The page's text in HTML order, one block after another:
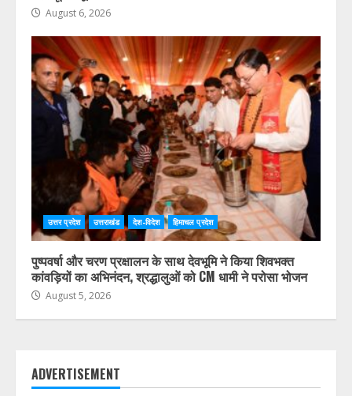
August 6, 2026
उत्तर प्रदेश उत्तराखंड देश-विदेश हिमाचल प्रदेश
पुष्पवर्षा और चरण प्रक्षालन के साथ देवभूमि ने किया शिवभक्त
कांवड़ियों का अभिनंदन, श्रद्धालुओं को CM धामी ने परोसा भोजन
August 5, 2026
ADVERTISEMENT